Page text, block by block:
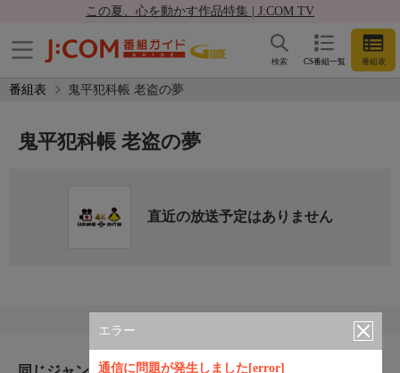
この夏、心を動かす作品特集 | J:COM TV
CS番組一覧 番組表
検索
番組表 鬼平犯科帳 老盗の夢
エラー
通信に問題が発生しました[error]
鬼平犯科帳 老盗の夢
直近の放送予定はありません